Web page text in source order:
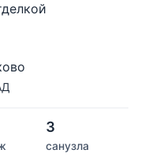
3
санузла